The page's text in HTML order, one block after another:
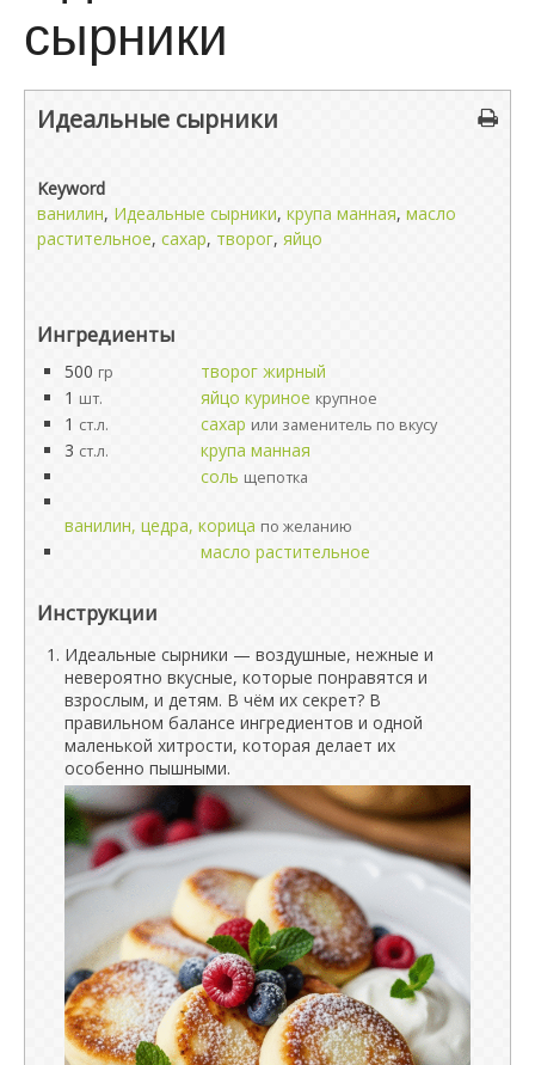
сырники
Идеальные сырники
Keyword
ванилин, Идеальные сырники, крупа манная, масло
растительное, сахар, творог, яйцо
Ингредиенты
500 гр
творог жирный
1 шт. яйцо куриное крупное
1 ст.л. сахар или заменитель по вкусу
3 ст.л.
крупа манная
соль щепотка
ванилин, цедра, корица по желанию
масло растительное
Инструкции
Идеальные сырники — воздушные, нежные и
невероятно вкусные, которые понравятся и
взрослым, и детям. В чём их секрет? В
правильном балансе ингредиентов и одной
маленькой хитрости, которая делает их
особенно пышными.